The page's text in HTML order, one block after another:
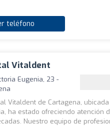
teléfono
Vitaldent
Eugenia, 23 -
Vitaldent de Cartagena,
ha estado ofreciendo atención
Nuestro equipo de